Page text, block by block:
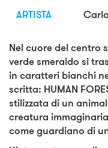
ARTISTA
Nel cuore del centro
verde smeraldo si
in caratteri bianchi
scritta: HUMAN
stilizzata di un
creatura
come guardiano di